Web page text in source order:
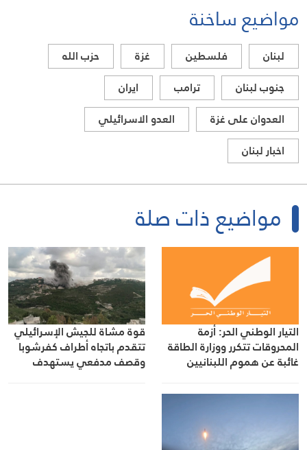
مواضيع ساخنة
لبنان فلسطين غزة
حزب الله
جنوب لبنان
ترامب
ايران
العدوان على غزة
العدو الاسرائيلي
اخبار لبنان
مواضيع ذات صلة
التيار الوطني الحر: أزمة
المحروقات تتكرر ووزارة الطاقة
غائبة عن هموم اللبنانيين
قوة مشاة للجيش الإسرائيلي
تتقدم باتجاه أطراف كفرشوبا
وقصف مدفعي يستهدف